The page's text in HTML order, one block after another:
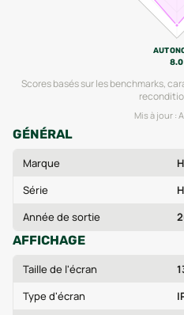
8.0
Scores basés sur les benchmarks,
Mis à jour :
GÉNÉRAL
Marque
Série
Année de sortie
AFFICHAGE
Taille de l'écran
Type d'écran